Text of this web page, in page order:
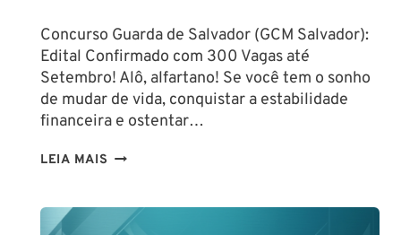
Concurso Guarda de Salvador (GCM Salvador):
Edital Confirmado com 300 Vagas até
Setembro! Alô, alfartano! Se você tem o sonho
de mudar de vida, conquistar a estabilidade
financeira e ostentar…
LEIA MAIS CONCURSO
SALVADOR